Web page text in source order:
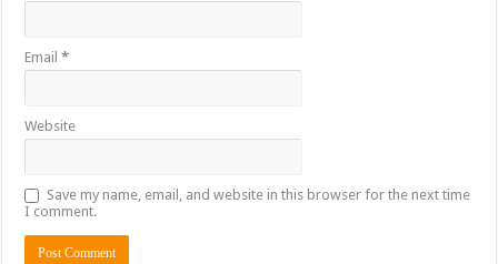
Email*
Website
Save my name, email, and website in this browser for the next time
I comment.